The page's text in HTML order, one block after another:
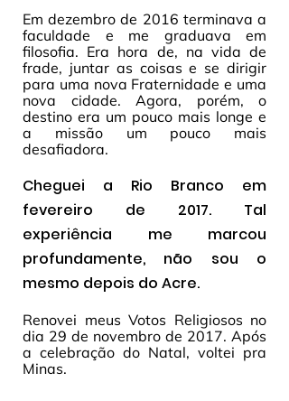
Em dezembro de 2016 terminava a
faculdade e me graduava em
filosofia. Era hora de, na vida de
frade, juntar as coisas e se dirigir
para uma nova Fraternidade e uma
nova cidade. Agora, porém, o
destino era um pouco mais longe e
a missão um pouco mais
desafiadora.
Cheguei a Rio Branco em
fevereiro de 2017. Tal
experiência me marcou
profundamente, não sou o
mesmo depois do Acre.
Renovei meus Votos Religiosos no
dia 29 de novembro de 2017. Após
a celebração do Natal, voltei pra
Minas.